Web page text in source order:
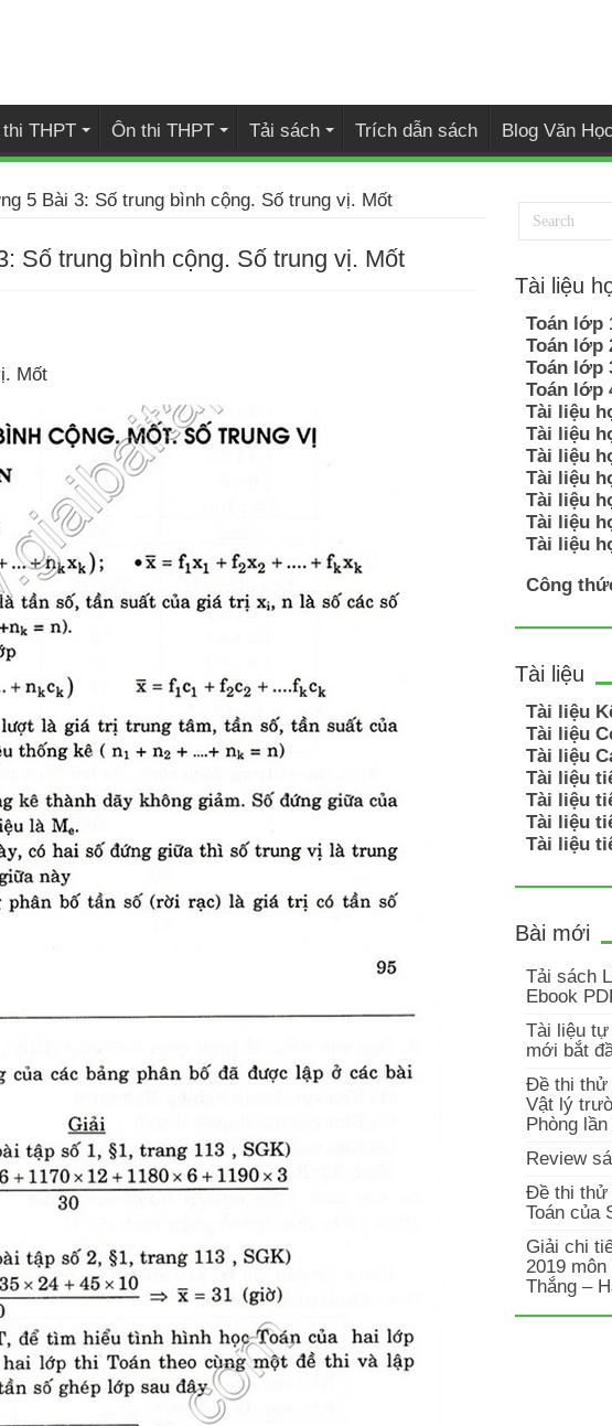
THPT Ôn thi THPT Tải sách Trích dẫn sách Blog Văn Học
5 Bài 3: Số trung bình cộng. Số trung vị. Mốt
Số trung bình cộng. Số trung vị. Mốt
Mốt
Tài liệu
Toán lớp
Toán lớp
Toán lớp
Toán lớp
Tài liệu
Tài liệu
Tài liệu
Tài liệu
Tài liệu
Tài liệu
Tài liệu
Công
Tài liệu
Tài liệu
Tài liệu
Tài liệu
Tài liệu
Tài liệu
Tài liệu
Tài liệu
Bài mới
Tải sách
Ebook
Tài liệu
mới bắt
Đề thi thử
Vật lý
Phòng lần
Review
Đề thi thử
Toán của
Giải chi
2019
Thắng –